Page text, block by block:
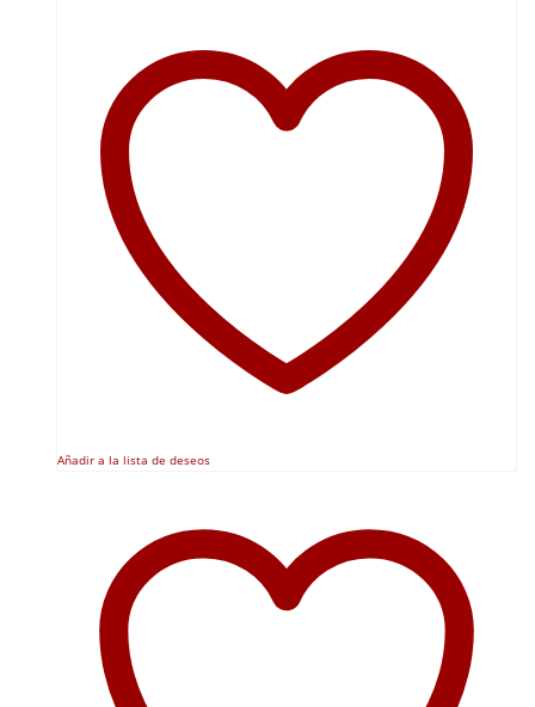
Añadir a la lista de deseos